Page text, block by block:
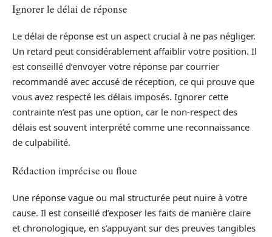
Ignorer le délai de réponse
Le délai de réponse est un aspect crucial à ne pas négliger.
Un retard peut considérablement affaiblir votre position. Il
est conseillé d’envoyer votre réponse par courrier
recommandé avec accusé de réception, ce qui prouve que
vous avez respecté les délais imposés. Ignorer cette
contrainte n’est pas une option, car le non-respect des
délais est souvent interprété comme une reconnaissance
de culpabilité.
Rédaction imprécise ou floue
Une réponse vague ou mal structurée peut nuire à votre
cause. Il est conseillé d’exposer les faits de manière claire
et chronologique, en s’appuyant sur des preuves tangibles